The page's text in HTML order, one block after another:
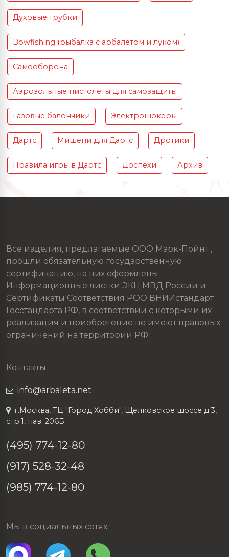
Духовые трубки
Bowfishing (рыбалка с арбалетом и луком)
Самооборона
Аэрозольные пистолеты для самозащиты
Газовые балончики Электрошокеры
Дартс Мишени для Дартс Дротики
Правила игры в Дартс Доспехи Архив
Все изделия, предлагаемые ООО Марк-Пойнт ,
прошли обязательную государственную
сертификацию, на них оформлены
Информационные листки ЭКЦ МВД России и
Сертификаты Соответствия РОО ВНИИстандарт
Госстандарта РФ, в соответствии с которыми их
реализация и приобретение не имеют правовых
ограничений на территории РФ.
Контакты
info@arbaleta.net
г.Москва, ТЦ "Город Хобби", Щелковское шоссе д.3,
стр.1, пав. 206Б
(495) 774-12-80
(917) 528-32-48
(985) 774-12-80
Мы в социальных сетях